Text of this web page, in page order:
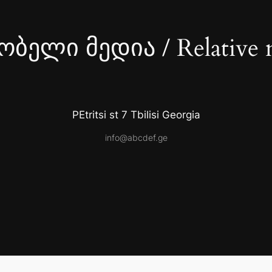
მედია / Relative
PEtritsi st 7 Tbilisi Georgia
info@abcdef.ge